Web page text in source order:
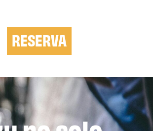
RESERVA